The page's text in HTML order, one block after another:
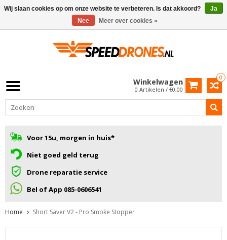
0
Winkelwagen
0 Artikelen / €0,00
Voor 15u, morgen in huis*
Niet goed geld terug
Drone reparatie service
Bel of App 085-0606541
Home Short Saver V2 - Pro Smoke Stopper
Wij slaan cookies op om onze website te verbeteren. Is dat akkoord?
Ja
Nee
Meer over cookies »